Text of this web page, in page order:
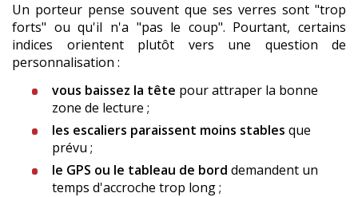
Un porteur pense souvent que ses verres sont "trop
forts" ou qu'il n'a "pas le coup". Pourtant, certains
indices orientent plutôt vers une question de
personnalisation :
vous baissez la tête pour attraper la bonne
zone de lecture ;
les escaliers paraissent moins stables que
prévu ;
le GPS ou le tableau de bord demandent un
temps d'accroche trop long ;